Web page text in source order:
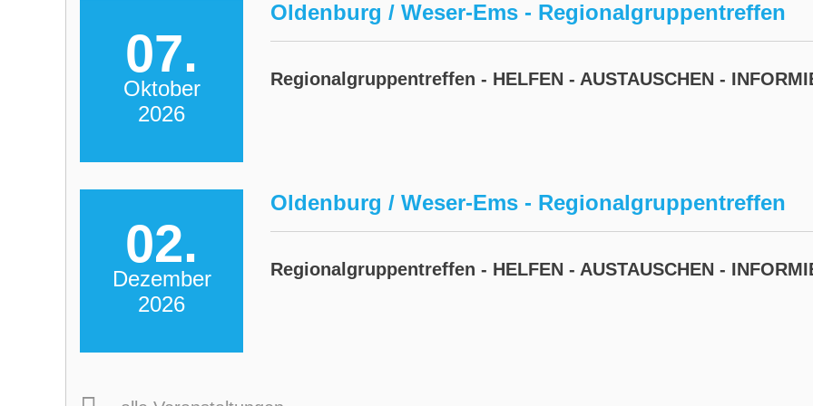
07.
Oktober
2026
Oldenburg / Weser-Ems - Regionalgruppentreffen
Regionalgruppentreffen - HELFEN - AUSTAUSCHEN -
02.
Dezember
2026
Oldenburg / Weser-Ems - Regionalgruppentreffen
Regionalgruppentreffen - HELFEN - AUSTAUSCHEN -